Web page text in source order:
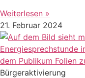
Weiterlesen »
21. Februar 2024
Bürgeraktivierung